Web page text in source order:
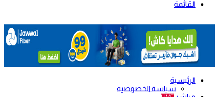
القائمة
الرئيسية
سياسة الخصوصية